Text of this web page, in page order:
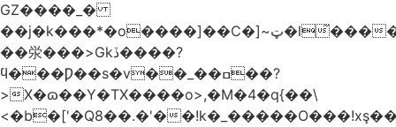
GZ����_�
��j�k���*�o����]��C�]~ټ�l̃������7G��ß��ۻ�f�xڰ�}
��泶���>Gkڏ����?
ϥ���Ƿ��s�v��_��ߛ��?
>X�ɷ��Y�TX����o>,�M�4�q{��\
<�b�['�Q8��.�'�